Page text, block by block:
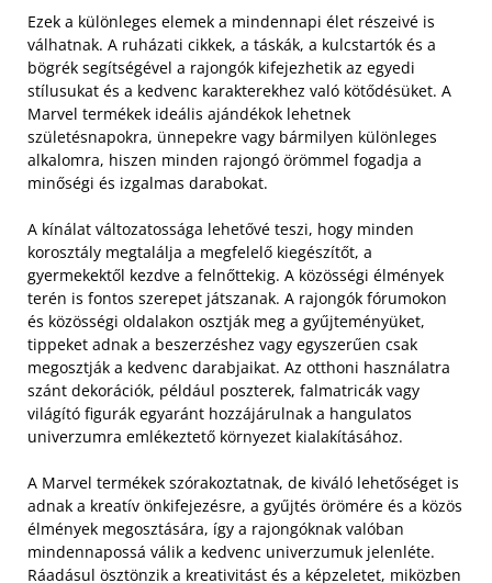
Ezek a különleges elemek a mindennapi élet részeivé is
válhatnak. A ruházati cikkek, a táskák, a kulcstartók és a
bögrék segítségével a rajongók kifejezhetik az egyedi
stílusukat és a kedvenc karakterekhez való kötődésüket. A
Marvel termékek ideális ajándékok lehetnek
születésnapokra, ünnepekre vagy bármilyen különleges
alkalomra, hiszen minden rajongó örömmel fogadja a
minőségi és izgalmas darabokat.
A kínálat változatossága lehetővé teszi, hogy minden
korosztály megtalálja a megfelelő kiegészítőt, a
gyermekektől kezdve a felnőttekig. A közösségi élmények
terén is fontos szerepet játszanak. A rajongók fórumokon
és közösségi oldalakon osztják meg a gyűjteményüket,
tippeket adnak a beszerzéshez vagy egyszerűen csak
megosztják a kedvenc darabjaikat. Az otthoni használatra
szánt dekorációk, például poszterek, falmatricák vagy
világító figurák egyaránt hozzájárulnak a hangulatos
univerzumra emlékeztető környezet kialakításához.
A Marvel termékek szórakoztatnak, de kiváló lehetőséget is
adnak a kreatív önkifejezésre, a gyűjtés örömére és a közös
élmények megosztására, így a rajongóknak valóban
mindennapossá válik a kedvenc univerzumuk jelenléte.
Ráadásul ösztönzik a kreativitást és a képzeletet, miközben